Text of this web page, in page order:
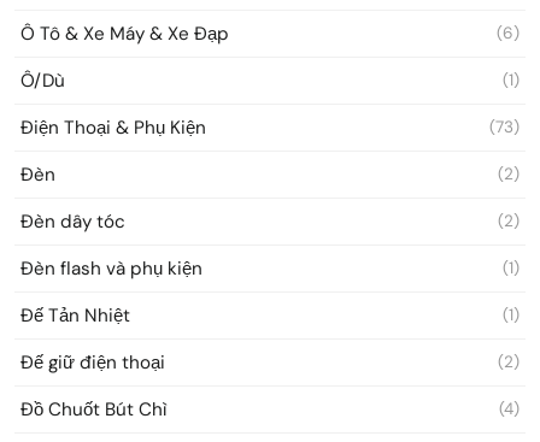
Ô Tô & Xe Máy & Xe Đạp (6)
Ô/Dù (1)
Điện Thoại & Phụ Kiện (73)
Đèn (2)
Đèn dây tóc (2)
Đèn flash và phụ kiện (1)
Đế Tản Nhiệt (1)
Đế giữ điện thoại (2)
Đồ Chuốt Bút Chì (4)